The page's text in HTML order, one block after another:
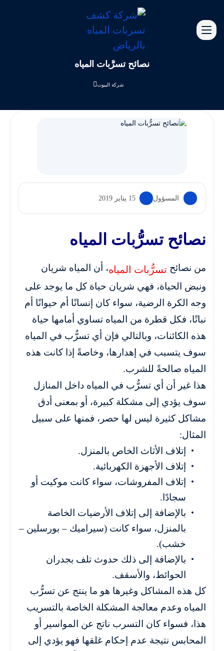
نصائح تسرُّبات المياه
شركة البيوت
المسؤول 15 يناير 2019
نصائح تسرُّبات المياه
من نصائح تسرُّبات المياه، أن المياه شريان
ونبض الحياة، فهي شريان حياة كل ما يوجد على
وجه الكرة الرضية، سواء كان إنسانًا أم حيوانًا أم
نباتًا، فكل قطرة من المياه تساوي أمامها حياة
هذه الكائنات، وبالتالي فإن أي تسرُّب في المياه
سوف يتسبب في إهدارها، وخاصةً إذا كانت هذه
المياه صالحةً للشرب.
هذا غير أن أي تسرُّب في المياه داخل المنازل
سوف يؤدي إلى مشكلة كبيرة، أو بمعنى أدق
مشاكل كثيرة ليس لها حصر، فمنها على سبيل
المثال:
إتلاف الأثاث الخاص بالمنزل.
إتلاف الأجهزة الكهربائية.
إتلاف المفروشات، سواء كانت موكيت أو
سجادًا.
بالإضافة إلى إتلاف الأرضيات الخاصة
بالمنزل، سواء كانت (سيراميك – بورسلين –
خشب).
بالإضافة إلى ذلك حدوث تلف بجدران
الحوائط، والأسقف.
كل هذه المشاكل وغيرها هو ما ينتج عن تسرُّب
المياه وعدم معالجة المشكلة الخاصة بالتسريب
هذا، فسواء كان التسرب ناتج عن المواسير أو
المحابس نتيجة عدم إحكام غلقها فهو يؤدي إلى